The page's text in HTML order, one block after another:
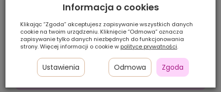
Topper z włosów syntetycznych bursztynowy blond z
odrostem STREAM
1 600,00 zł
DO KOSZYKA
Informacja o cookies
Klikając “Zgoda” akceptujesz zapisywanie wszystkich danych
cookie na twoim urządzeniu. Kliknięcie “Odmowa” oznacza
zapisywanie tylko danych niezbędnych do funkcjonowania
strony. Więcej informacji o cookie w polityce prywatności.
Ustawienia Odmowa Zgoda